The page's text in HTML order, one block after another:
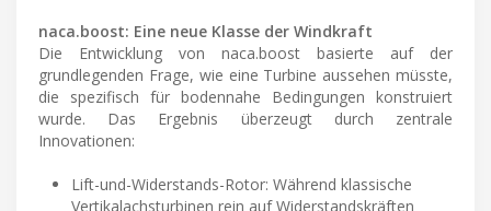
naca.boost: Eine neue Klasse der Windkraft
Die Entwicklung von naca.boost basierte auf der
grundlegenden Frage, wie eine Turbine aussehen müsste,
die spezifisch für bodennahe Bedingungen konstruiert
wurde. Das Ergebnis überzeugt durch zentrale
Innovationen:
Lift-und-Widerstands-Rotor: Während klassische
Vertikalachsturbinen rein auf Widerstandskräften